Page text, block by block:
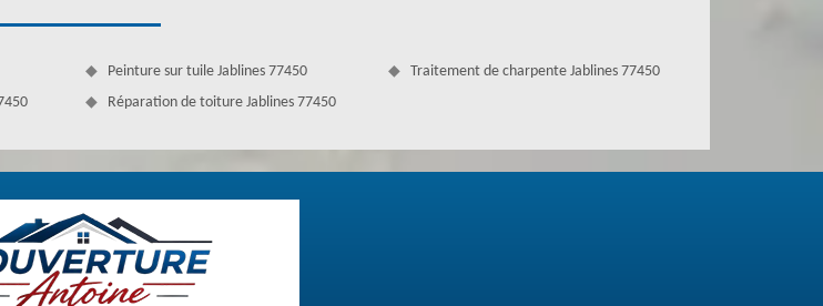
à Jablines. Réparation, nettoyage,
assurent ces travaux. Leurs prestations
nous tous vos projets concernant les
vous aider à mener à bien toutes les
Peinture sur tuile Jablines 77450
Réparation de toiture Jablines 77450
Traitement de charpente Jablines 77450